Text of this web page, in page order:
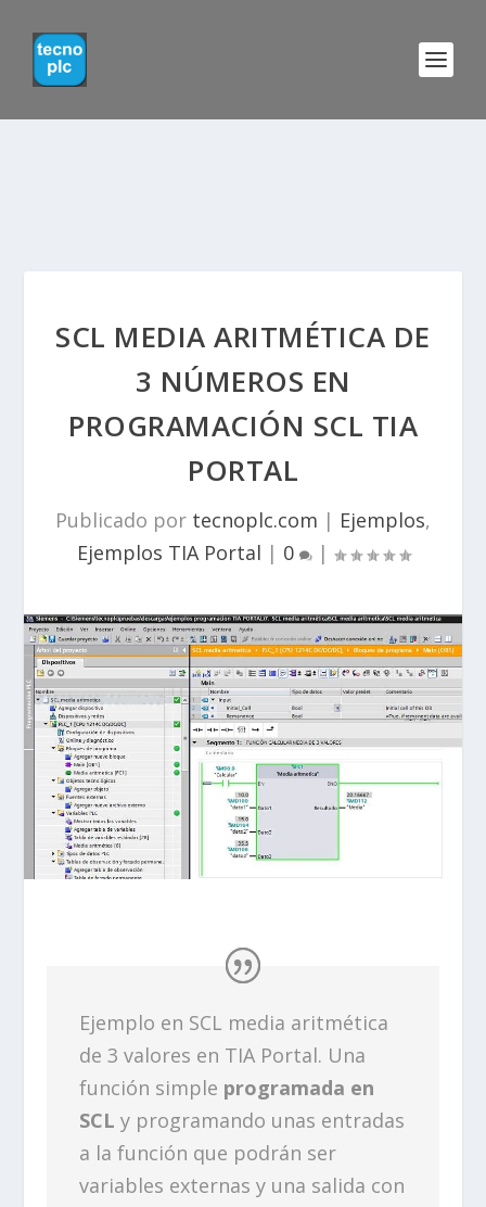
SCL MEDIA ARITMÉTICA DE
3 NÚMEROS EN
PROGRAMACIÓN SCL TIA
PORTAL
Publicado por tecnoplc.com | Ejemplos,
Ejemplos TIA Portal | 0 |
Ejemplo en SCL media aritmética
de 3 valores en TIA Portal. Una
función simple programada en
SCL y programando unas entradas
a la función que podrán ser
variables externas y una salida con